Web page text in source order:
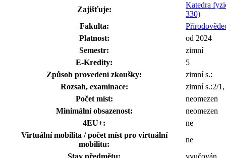
Zajišťuje:
Katedra
330)
Fakulta:
Platnost:
od 2024
Semestr:
zimní
E-Kredity:
5
Způsob provedení zkoušky:
zimní s.:
Rozsah, examinace:
zimní s.:2/
Počet míst:
neomezen
Minimální obsazenost:
neomezen
4EU+:
ne
Virtuální mobilita / počet míst pro virtuální
mobilitu:
ne
Stav předmětu:
vyučován